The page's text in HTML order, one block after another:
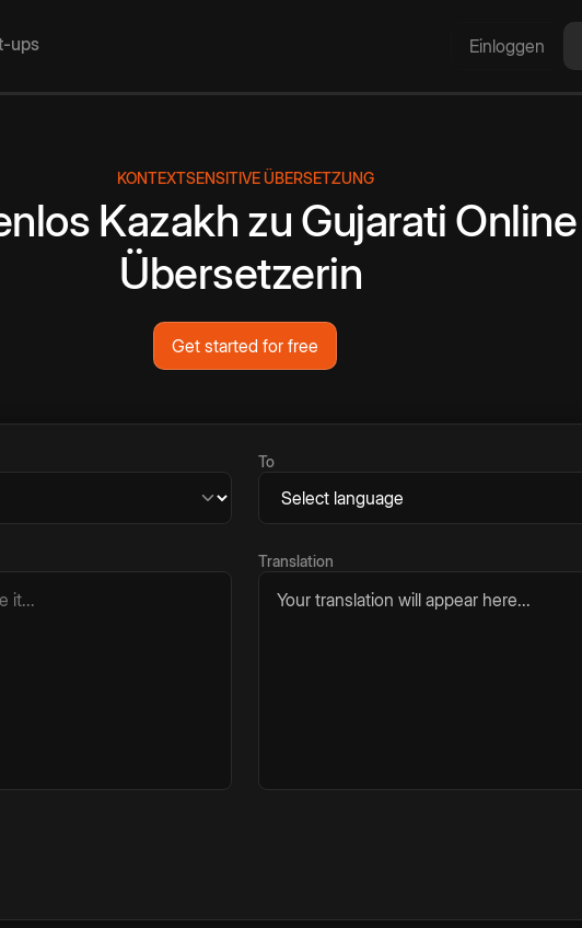
ups Einloggen
KONTEXTSENSITIVE ÜBERSETZUNG
Kazakh zu Gujarati Online
Übersetzerin
Get started for free
To
Translation
Your translation will appear here...